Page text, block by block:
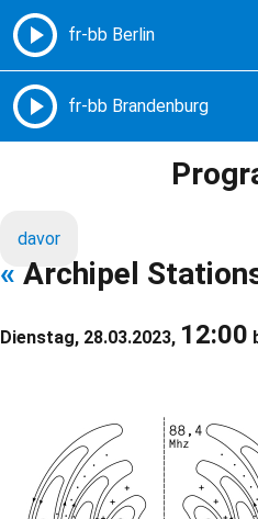
Freie Radios – Berlin
davor
« Archipel
Dienstag, 28.03.2023, 12:00